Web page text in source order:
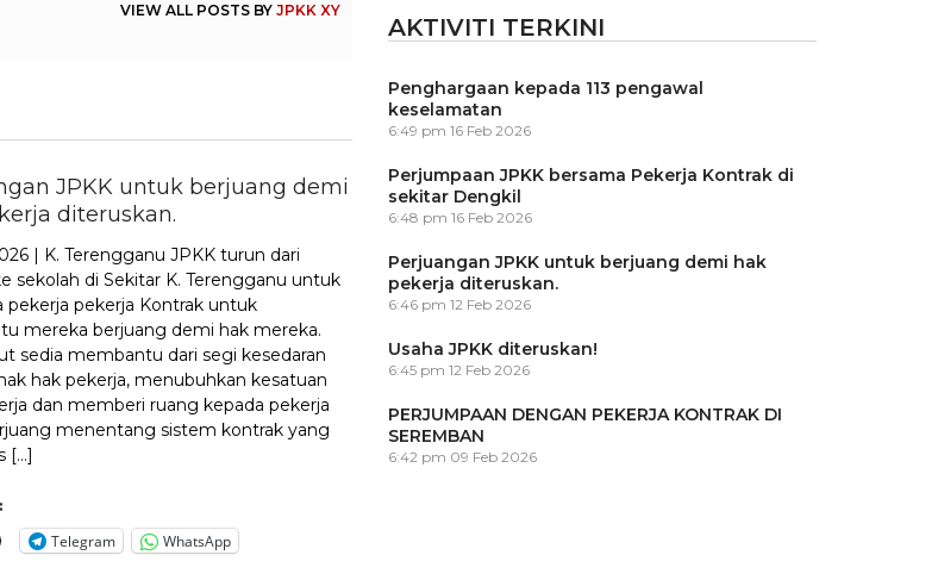
VIEW ALL POSTS BYJPKK XY
JPKK untuk berjuang demi
diteruskan.
| K. Terengganu JPKK turun dari
sekolah di Sekitar K. Terengganu untuk
pekerja pekerja Kontrak untuk
mereka berjuang demi hak mereka.
sedia membantu dari segi kesedaran
hak pekerja, menubuhkan kesatuan
dan memberi ruang kepada pekerja
menentang sistem kontrak yang
[…]
Telegram WhatsApp
AKTIVITI TERKINI
Penghargaan kepada 113 pengawal
keselamatan
6:49 pm 16 Feb 2026
Perjumpaan JPKK bersama Pekerja Kontrak di
sekitar Dengkil
6:48 pm 16 Feb 2026
Perjuangan JPKK untuk berjuang demi hak
pekerja diteruskan.
6:46 pm 12 Feb 2026
Usaha JPKK diteruskan!
6:45 pm 12 Feb 2026
PERJUMPAAN DENGAN PEKERJA KONTRAK DI
SEREMBAN
6:42 pm 09 Feb 2026